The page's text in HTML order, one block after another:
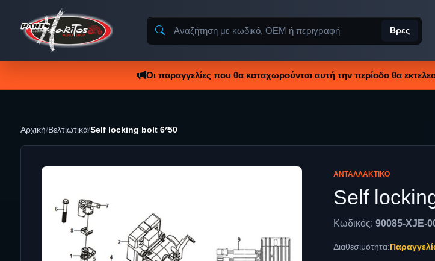
Βρες
Οι παραγγελίες που θα καταχωρούνται αυτή την περίοδο θα
Αρχική/Βελτιωτικά/Self locking bolt 6*50
ΑΝΤΑΛΛΑΚΤΙΚΌ
Self
Κωδικός: 90085-XJE-
Διαθεσιμότητα: